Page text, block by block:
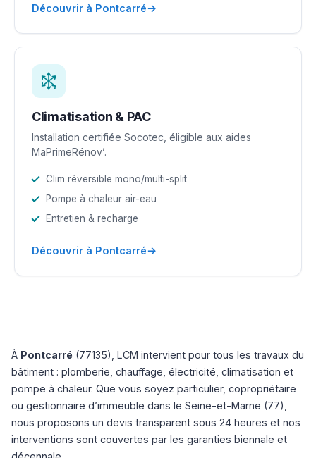
Découvrir à Pontcarré→
Climatisation & PAC
Installation certifiée Socotec, éligible aux aides
MaPrimeRénov’.
Clim réversible mono/multi-split
Pompe à chaleur air-eau
Entretien & recharge
Découvrir à Pontcarré→
À Pontcarré (77135), LCM intervient pour tous les travaux du
bâtiment : plomberie, chauffage, électricité, climatisation et
pompe à chaleur. Que vous soyez particulier, copropriétaire
ou gestionnaire d’immeuble dans le Seine-et-Marne (77),
nous proposons un devis transparent sous 24 heures et nos
interventions sont couvertes par les garanties biennale et